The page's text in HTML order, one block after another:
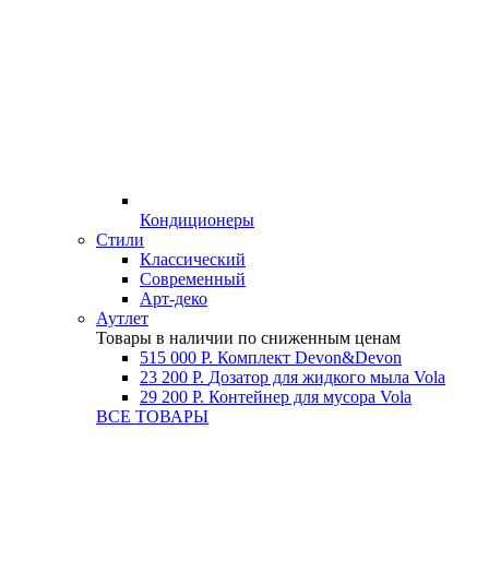
Кондиционеры
Стили
Классический
Современный
Арт-деко
Аутлет
Товары в наличии по сниженным ценам
515 000 Р. Комплект Devon&Devon
23 200 Р. Дозатор для жидкого мыла Vola
29 200 Р. Контейнер для мусора Vola
ВСЕ ТОВАРЫ